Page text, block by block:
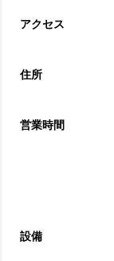
アクセス
住所
営業時間
設備